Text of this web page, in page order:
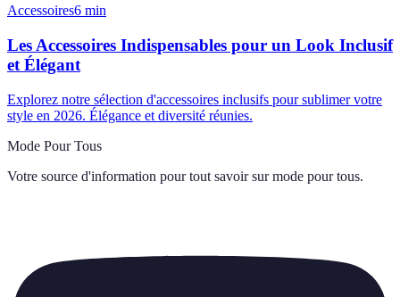
Accessoires6 min
Les Accessoires Indispensables pour un Look Inclusif
et Élégant
Explorez notre sélection d'accessoires inclusifs pour sublimer votre
style en 2026. Élégance et diversité réunies.
Mode Pour Tous
Votre source d'information pour tout savoir sur mode pour tous.